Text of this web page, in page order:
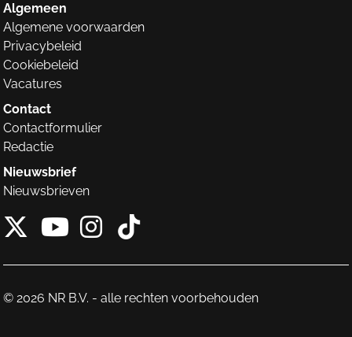
Algemeen
Algemene voorwaarden
Privacybeleid
Cookiebeleid
Vacatures
Contact
Contactformulier
Redactie
Nieuwsbrief
Nieuwsbrieven
X van NieuwRechts
Instagram van
Tiktok van
© 2026 NR B.V. - alle rechten voorbehouden